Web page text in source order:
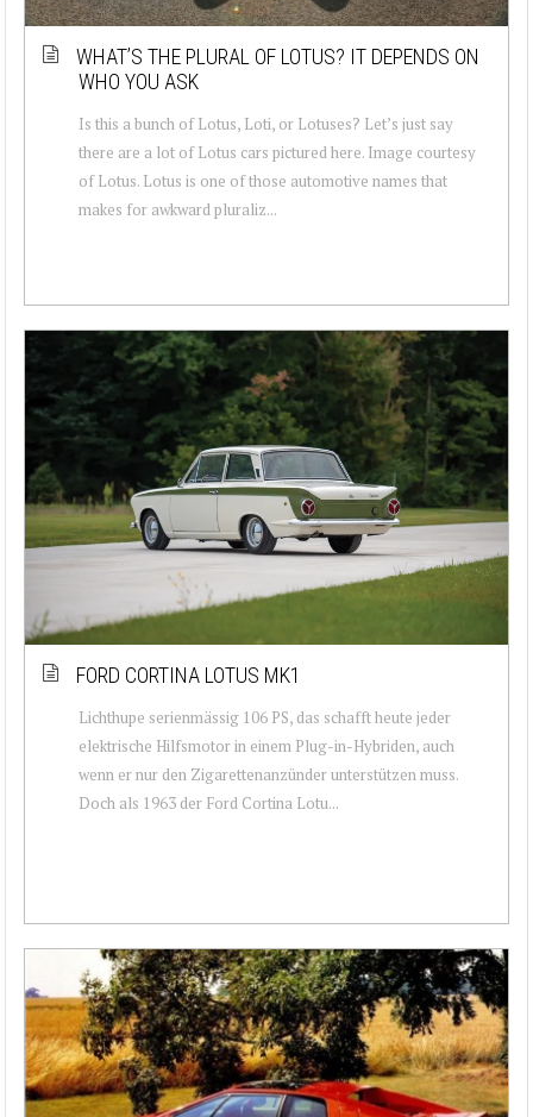
WHAT’S THE PLURAL OF LOTUS? IT DEPENDS ON
WHO YOU ASK
Is this a bunch of Lotus, Loti, or Lotuses? Let’s just say
there are a lot of Lotus cars pictured here. Image courtesy
of Lotus. Lotus is one of those automotive names that
makes for awkward pluraliz...
FORD CORTINA LOTUS MK1
Lichthupe serienmässig 106 PS, das schafft heute jeder
elektrische Hilfsmotor in einem Plug-in-Hybriden, auch
wenn er nur den Zigarettenanzünder unterstützen muss.
Doch als 1963 der Ford Cortina Lotu...